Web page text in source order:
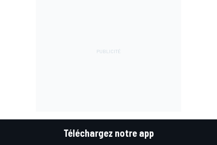
Téléchargez notre app